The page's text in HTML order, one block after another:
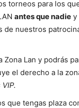
torneos para los
antes que nadie y
de nuestros
Lan y podrás
el derecho a la
que tengas plaza